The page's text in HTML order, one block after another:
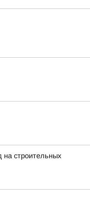
на строительных